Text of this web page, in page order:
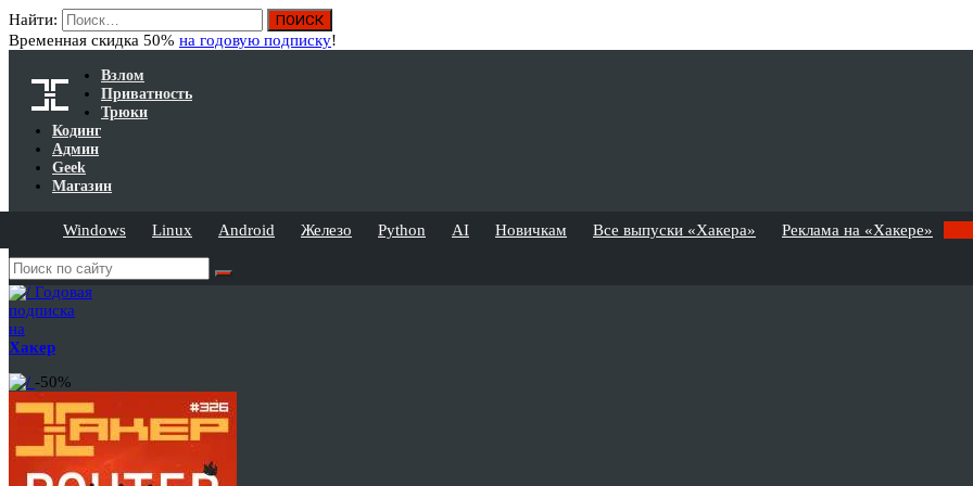
Найти:
Временная скидка 50% на годовую подписку!
Взлом
Приватность
Трюки
Кодинг
Админ
Geek
Магазин
Windows Linux Android Железо Python AI Новичкам Все выпуски «Хакера» Реклама на «Хакере»
Годовая
подписка
на
Хакер
-50%